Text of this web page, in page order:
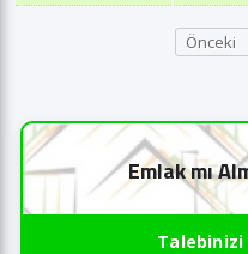
Önceki
Emlak mı
Talebinizi